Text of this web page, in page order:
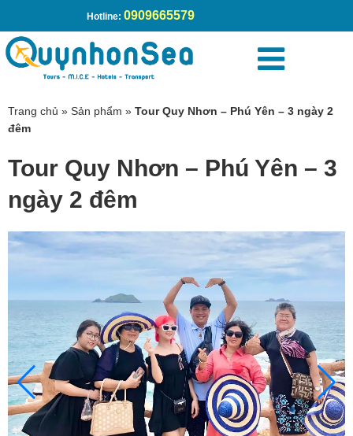
Hotline: 0909665579
Trang chủ » Sản phẩm » Tour Quy Nhơn – Phú Yên – 3 ngày 2
đêm
Tour Quy Nhơn – Phú Yên – 3
ngày 2 đêm